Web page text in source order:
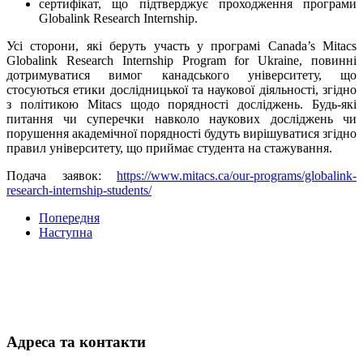
сертифікат, що підтверджує проходження програми
Globalink Research Internship.
Усі сторони, які беруть участь у програмі Canada’s Mitacs
Globalink Research Internship Program for Ukraine, повинні
дотримуватися вимог канадського університету, що
стосуються етики дослідницької та наукової діяльності, згідно
з політикою Mitacs щодо порядності досліджень. Будь-які
питання чи суперечки навколо наукових досліджень чи
порушення академічної порядності будуть вирішуватися згідно
правил університету, що приймає студента на стажування.
Подача заявок: https://www.mitacs.ca/our-programs/globalink-
research-internship-students/
Попередня
Наступна
Адреса та контакти